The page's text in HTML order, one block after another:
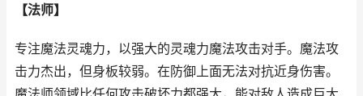
【法师】
专注魔法灵魂力，以强大的灵魂力魔法攻击对手。魔法攻
击力杰出，但身板较弱。在防御上面无法对抗近身伤害。